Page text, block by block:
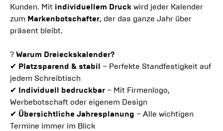
Kunden. Mit individuellem Druck wird jeder Kalender
zum Markenbotschafter, der das ganze Jahr über
präsent bleibt.
? Warum Dreieckskalender?
✔ Platzsparend & stabil – Perfekte Standfestigkeit auf
jedem Schreibtisch
✔ Individuell bedruckbar – Mit Firmenlogo,
Werbebotschaft oder eigenem Design
✔ Übersichtliche Jahresplanung – Alle wichtigen
Termine immer im Blick